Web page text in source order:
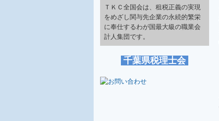
ＴＫＣ全国会は、租税正義の実現
をめざし関与先企業の永続的繁栄
に奉仕するわが国最大級の職業会
計人集団です。
千葉県税理士会